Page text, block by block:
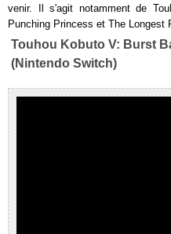
venir. Il s'agit notamment de
Punching Princess et The Longest
Touhou Kobuto V: Burst
(Nintendo Switch)